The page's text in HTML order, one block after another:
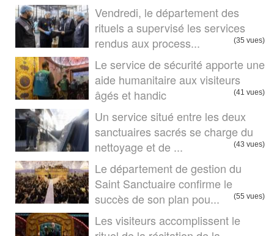
Vendredi, le département des
rituels a supervisé les services
rendus aux process...
(35 vues)
Le service de sécurité apporte une
aide humanitaire aux visiteurs
âgés et handic
(41 vues)
Un service situé entre les deux
sanctuaires sacrés se charge du
nettoyage et de ...
(43 vues)
Le département de gestion du
Saint Sanctuaire confirme le
succès de son plan pou...
(55 vues)
Les visiteurs accomplissent le